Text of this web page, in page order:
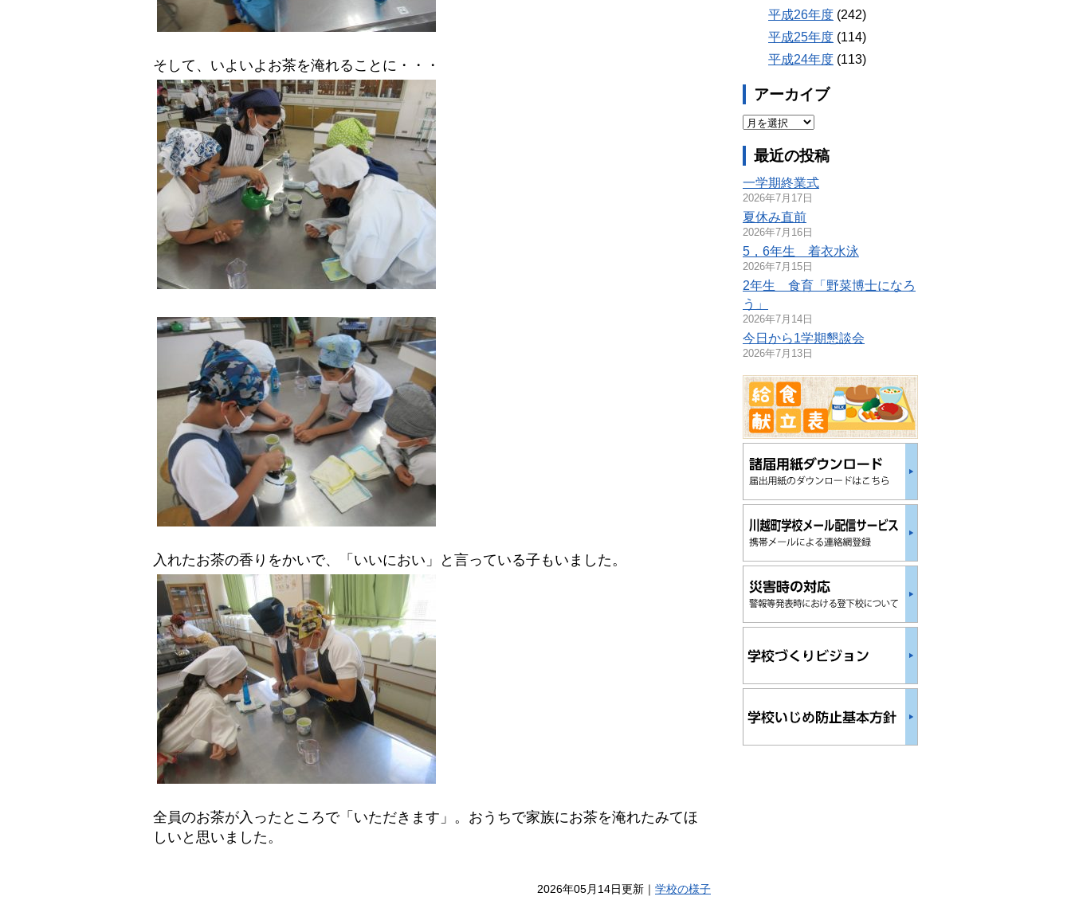
そして、いよいよお茶を淹れることに・・・
入れたお茶の香りをかいで、「いいにおい」と言っている子もいました。
全員のお茶が入ったところで「いただきます」。おうちで家族にお茶を淹れたみてほ
しいと思いました。
2026年05月14日更新｜ 学校の様子
平成26年度 (242)
平成25年度 (114)
平成24年度 (113)
アーカイブ
最近の投稿
一学期終業式
2026年7月17日
夏休み直前
2026年7月16日
5，6年生 着衣水泳
2026年7月15日
2年生 食育「野菜博士になろ
う」
2026年7月14日
今日から1学期懇談会
2026年7月13日